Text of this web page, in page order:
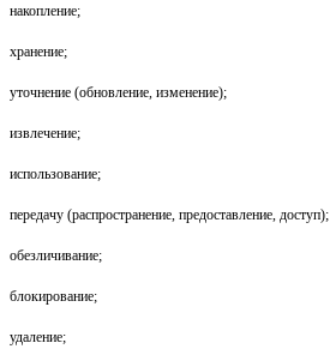
накопление;
хранение;
уточнение (обновление, изменение);
извлечение;
использование;
передачу (распространение, предоставление, доступ);
обезличивание;
блокирование;
удаление;